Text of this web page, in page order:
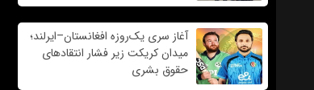
آغاز سری یک‌روزه افغانستان–ایرلند؛
میدان کریکت زیر فشار انتقادهای
حقوق بشری